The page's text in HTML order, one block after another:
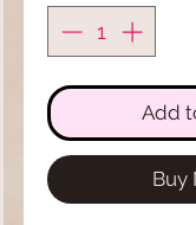
Add
Buy